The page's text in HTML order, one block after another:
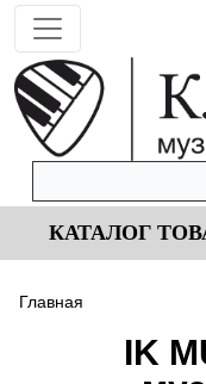
КАТАЛОГ
Главная
IK